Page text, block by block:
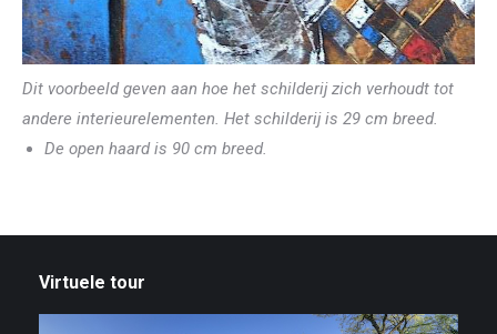
Dit voorbeeld geven aan hoe het schilderij zich verhoudt tot
andere interieurelementen. Het schilderij is 29 cm breed.
De open haard is 90 cm breed.
Virtuele tour